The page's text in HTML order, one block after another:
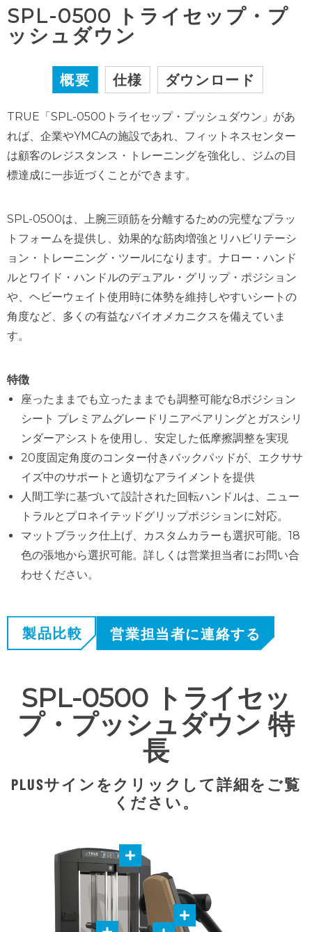
SPL-0500 トライセップ・プ
ッシュダウン
概要 仕様 ダウンロード
TRUE「SPL-0500トライセップ・プッシュダウン」があ
れば、企業やYMCAの施設であれ、フィットネスセンター
は顧客のレジスタンス・トレーニングを強化し、ジムの目
標達成に一歩近づくことができます。
SPL-0500は、上腕三頭筋を分離するための完璧なプラッ
トフォームを提供し、効果的な筋肉増強とリハビリテーシ
ョン・トレーニング・ツールになります。ナロー・ハンド
ルとワイド・ハンドルのデュアル・グリップ・ポジション
や、ヘビーウェイト使用時に体勢を維持しやすいシートの
角度など、多くの有益なバイオメカニクスを備えていま
す。
特徴
座ったままでも立ったままでも調整可能な8ポジション
シート プレミアムグレードリニアベアリングとガスシリ
ンダーアシストを使用し、安定した低摩擦調整を実現
20度固定角度のコンター付きバックパッドが、エクササ
イズ中のサポートと適切なアライメントを提供
人間工学に基づいて設計された回転ハンドルは、ニュー
トラルとプロネイテッドグリップポジションに対応。
マットブラック仕上げ、カスタムカラーも選択可能。18
色の張地から選択可能。詳しくは営業担当者にお問い合
わせください。
製品比較 営業担当者に連絡する
SPL-0500 トライセッ
プ・プッシュダウン 特
長
PLUSサインをクリックして詳細をご覧
ください。